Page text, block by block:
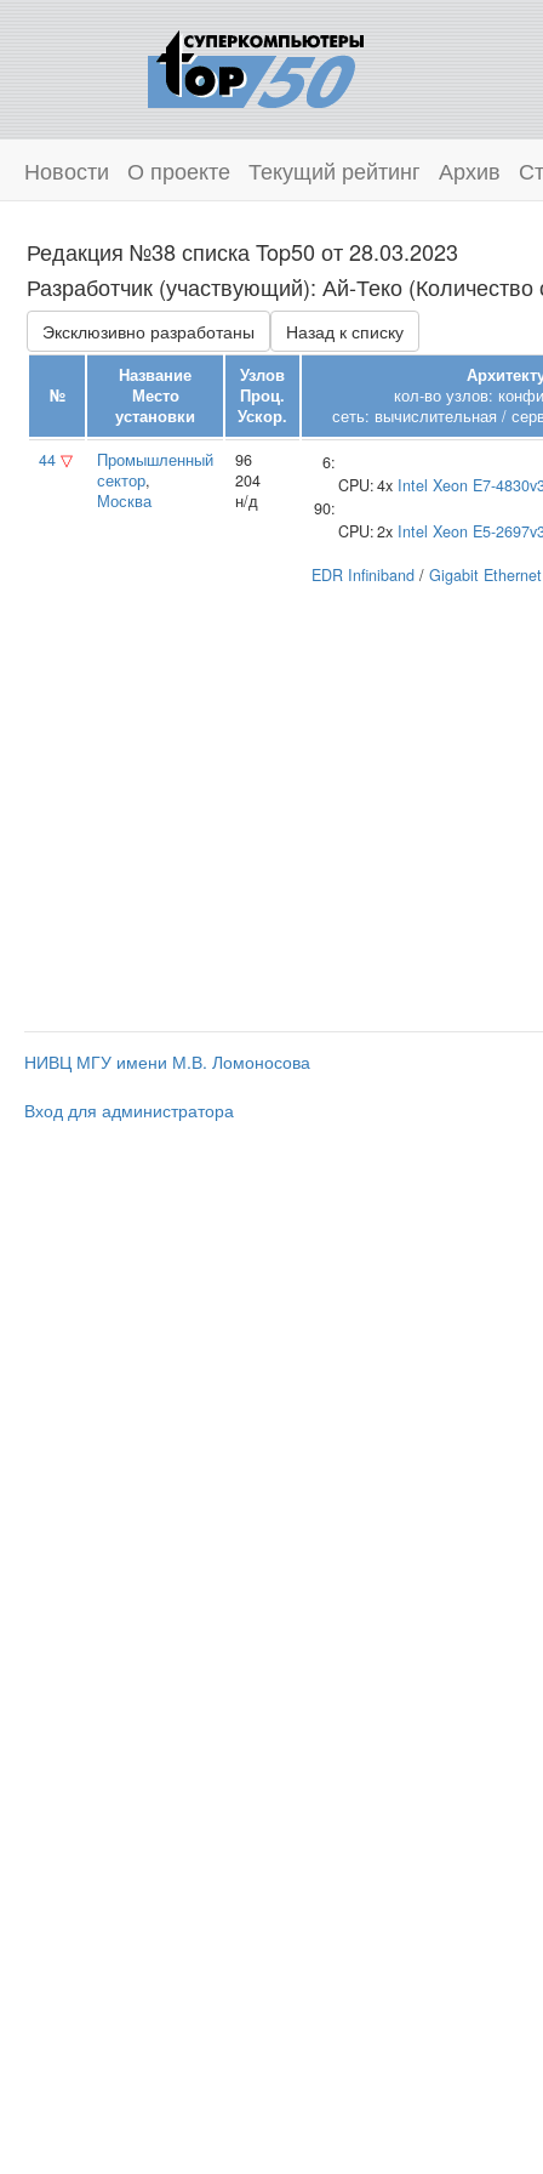
Новости О проекте Текущий рейтинг Архив
Редакция №38 списка Top50 от 28.03.2023
Разработчик (участвующий): Ай‑Теко (Количество
Эксклюзивно разработаны Назад к списку
№
Название
Место
установки
Узлов
Проц.
Ускор.
кол-во узлов:
сеть: вычислительная /
44 ▽
Промышленный
сектор,
Москва
96
204
н/д
6:
CPU:4x Intel Xeon E7-
90:
CPU:2x Intel Xeon E5-
EDR Infiniband / Gigabit Ethernet
НИВЦ МГУ имени М.В. Ломоносова
Вход для администратора